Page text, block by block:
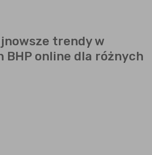
trendy w
BHP online dla różnych